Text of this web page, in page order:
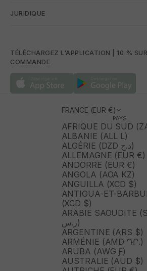
JURIDIQUE
TÉLÉCHARGEZ L'APPLICATION | 10 %
COMMANDE
FRANCE (EUR €)
PAYS
AFRIQUE DU SUD
ALBANIE (ALL L)
ALGÉRIE (DZD د.ج)
ALLEMAGNE (EUR €)
ANDORRE (EUR €)
ANGOLA (AOA KZ)
ANGUILLA (XCD $)
ANTIGUA-ET-
(XCD $)
ARABIE SAOUDITE
ر.س)
ARGENTINE (ARS $)
ARMÉNIE (AMD ԴՐ.)
ARUBA (AWG Ƒ)
AUSTRALIE (AUD $)